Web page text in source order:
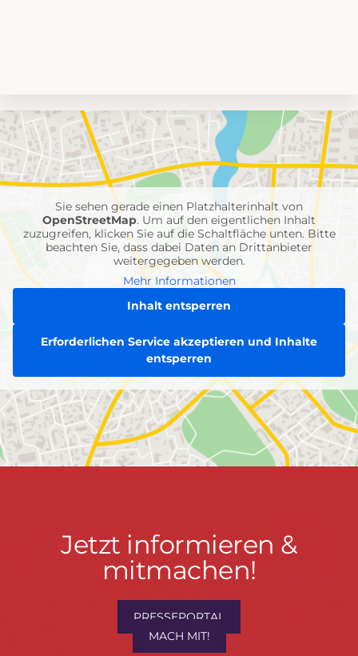
Umgebungskarte
mit
Feuerwehr-
Einheiten
Sie sehen gerade einen Platzhalterinhalt von
OpenStreetMap. Um auf den eigentlichen Inhalt
zuzugreifen, klicken Sie auf die Schaltfläche unten. Bitte
beachten Sie, dass dabei Daten an Drittanbieter
weitergegeben werden.
Mehr Informationen
Inhalt entsperren
Erforderlichen Service akzeptieren und Inhalte
entsperren
Jetzt
informieren
mitmachen!
Jetzt informieren &
mitmachen!
PRESSEPORTAL
MACH MIT!